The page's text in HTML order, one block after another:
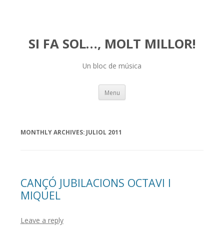
SI FA SOL…, MOLT MILLOR!
Un bloc de música
Menu
MONTHLY ARCHIVES: JULIOL 2011
CANÇÓ JUBILACIONS OCTAVI I
MIQUEL
Leave a reply